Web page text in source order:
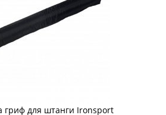
гриф для штанги Ironsport